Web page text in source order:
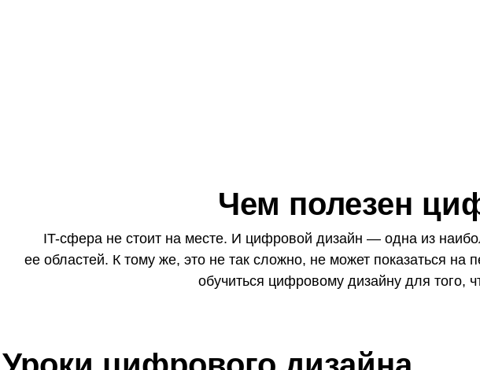
Чем полезен
IT-сфера не стоит на месте. И цифровой дизайн — одна из
ее областей. К тому же, это не так сложно, не может показаться на
обучиться цифровому дизайну для того,